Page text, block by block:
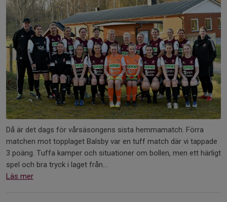
Då är det dags för vårsäsongens sista hemmamatch. Förra
matchen mot topplaget Balsby var en tuff match där vi tappade
3 poäng. Tuffa kamper och situationer om bollen, men ett härligt
spel och bra tryck i laget från...
Läs mer